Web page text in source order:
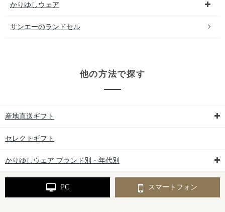
かりゆしウェア
サンエーのランドセル
他の方法で探す
産地直送ギフト
セレクトギフト
かりゆしウェア ブランド別・年代別
PC スマートフォン